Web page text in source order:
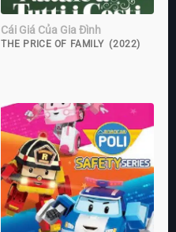
Cái Giá Của Gia Đình
THE PRICE OF FAMILY (2022)